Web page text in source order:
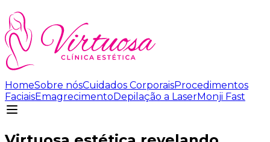
HomeSobre nósCuidados CorporaisProcedimentos
FaciaisEmagrecimentoDepilação a LaserMonji Fast